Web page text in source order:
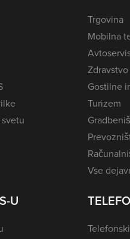
Trgovina
Mobilna
Zdravstvo
Gostilne
Turizem
Vse
U